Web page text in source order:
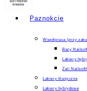
Paznokcie
Współpraca (przy
Bazy
Lakiery
Żeli
Lakiery klasyczne
Lakiery hybrydowe